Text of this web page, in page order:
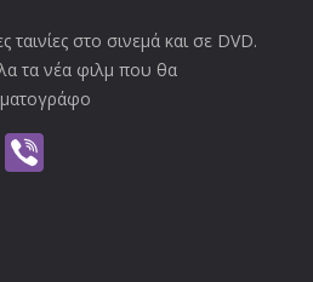
ταινίες στο σινεμά και σε DVD.
τα νέα φιλμ που θα
WhatsApp